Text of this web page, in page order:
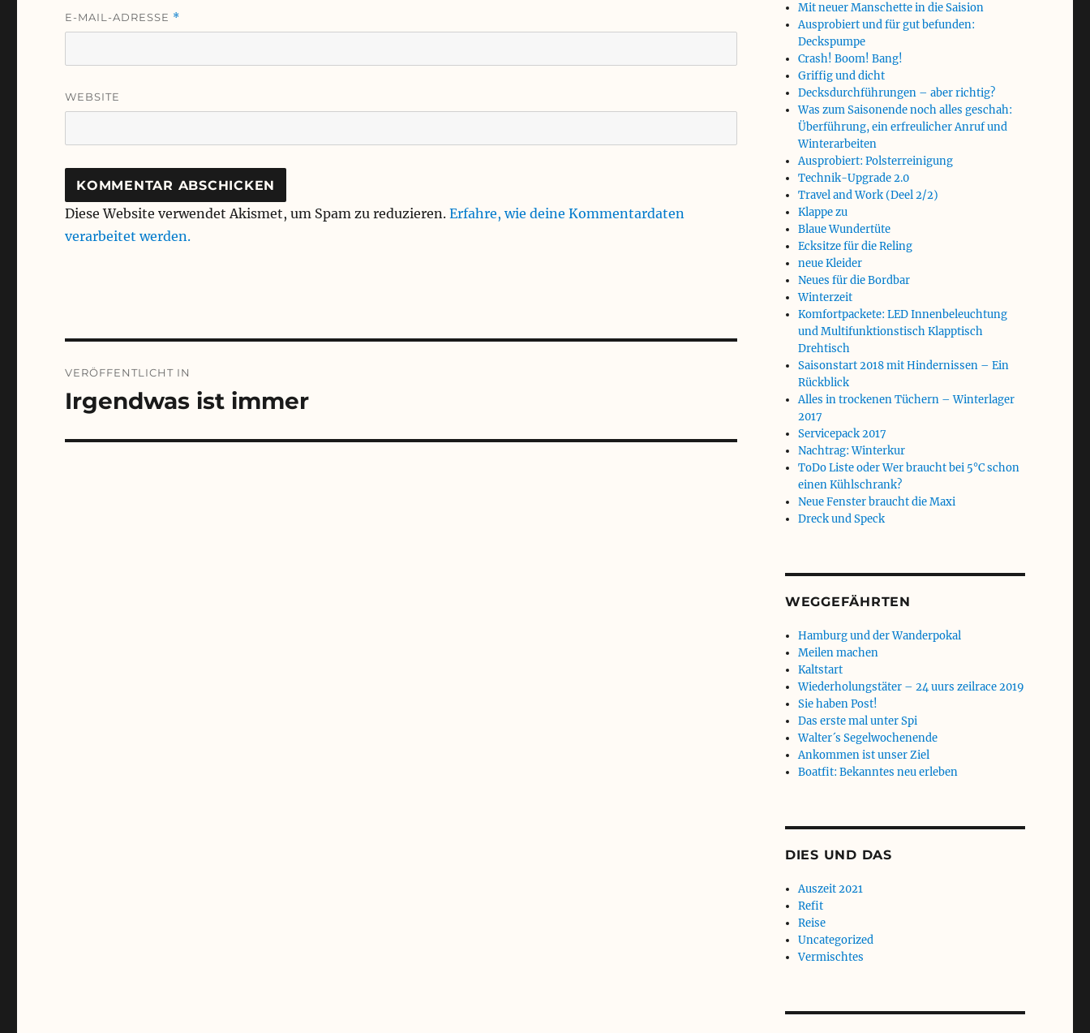
E-MAIL-ADRESSE *
WEBSITE
Diese Website verwendet Akismet, um Spam zu reduzieren.Erfahre, wie deine Kommentardaten
verarbeitet werden.
VERÖFFENTLICHT IN
Irgendwas ist immer
Mit neuer Manschette in die Saision
Ausprobiert und für gut befunden:
Deckspumpe
Crash! Boom! Bang!
Griffig und dicht
Decksdurchführungen – aber richtig?
Was zum Saisonende noch alles geschah:
Überführung, ein erfreulicher Anruf und
Winterarbeiten
Ausprobiert: Polsterreinigung
Technik-Upgrade 2.0
Travel and Work (Deel 2/2)
Klappe zu
Blaue Wundertüte
Ecksitze für die Reling
neue Kleider
Neues für die Bordbar
Winterzeit
Komfortpackete: LED Innenbeleuchtung
und Multifunktionstisch Klapptisch
Drehtisch
Saisonstart 2018 mit Hindernissen – Ein
Rückblick
Alles in trockenen Tüchern – Winterlager
2017
Servicepack 2017
Nachtrag: Winterkur
ToDo Liste oder Wer braucht bei 5°C schon
einen Kühlschrank?
Neue Fenster braucht die Maxi
Dreck und Speck
WEGGEFÄHRTEN
Hamburg und der Wanderpokal
Meilen machen
Kaltstart
Wiederholungstäter – 24 uurs zeilrace 2019
Sie haben Post!
Das erste mal unter Spi
Walter´s Segelwochenende
Ankommen ist unser Ziel
Boatfit: Bekanntes neu erleben
DIES UND DAS
Auszeit 2021
Refit
Reise
Uncategorized
Vermischtes